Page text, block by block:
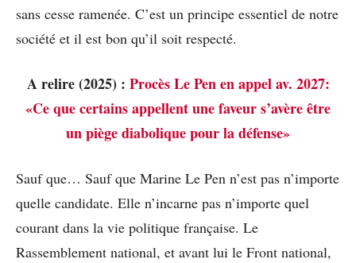
sans cesse ramenée. C’est un principe essentiel de notre
société et il est bon qu’il soit respecté.
A relire (2025) : Procès Le Pen en appel av. 2027:
«Ce que certains appellent une faveur s’avère être
un piège diabolique pour la défense»
Sauf que… Sauf que Marine Le Pen n’est pas n’importe
quelle candidate. Elle n’incarne pas n’importe quel
courant dans la vie politique française. Le
Rassemblement national, et avant lui le Front national,